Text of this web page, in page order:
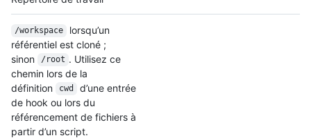
/workspace
lorsqu’un
référentiel est cloné ;
sinon
/root . Utilisez ce
chemin lors de la
définition
cwd
d’une entrée
de hook ou lors du
référencement de fichiers à
partir d’un script.